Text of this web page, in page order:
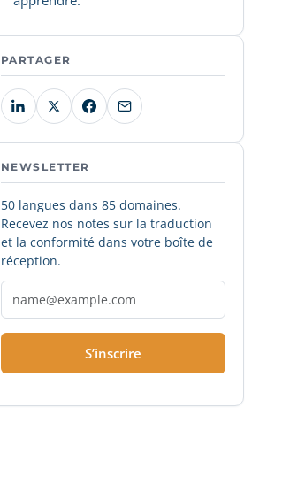
PARTAGER
NEWSLETTER
50 langues dans 85 domaines.
Recevez nos notes sur la traduction
et la conformité dans votre boîte de
réception.
S’inscrire